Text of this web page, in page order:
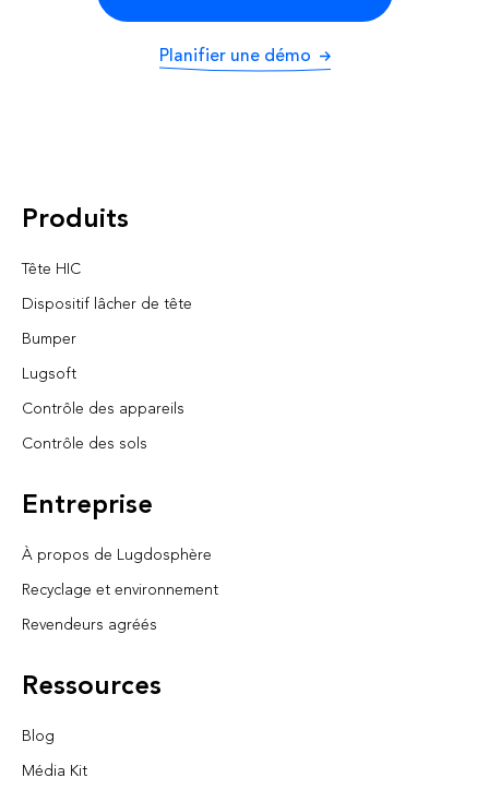
Planifier une démo
Produits
Tête HIC
Dispositif lâcher de tête
Bumper
Lugsoft
Contrôle des appareils
Contrôle des sols
Entreprise
À propos de Lugdosphère
Recyclage et environnement
Revendeurs agréés
Ressources
Blog
Média Kit